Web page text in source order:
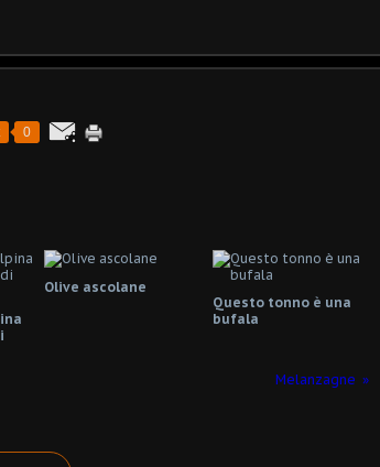
0
Olive ascolane
Questo tonno è una
bufala
Melanzagne